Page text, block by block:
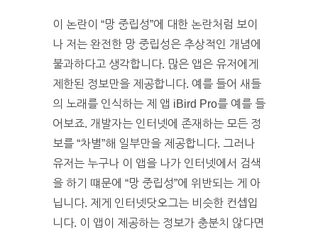
이 논란이 “망 중립성”에 대한 논란처럼 보이
나 저는 완전한 망 중립성은 추상적인 개념에
불과하다고 생각합니다. 많은 앱은 유저에게
제한된 정보만을 제공합니다. 예를 들어 새들
의 노래를 인식하는 제 앱 iBird Pro를 예를 들
어보죠. 개발자는 인터넷에 존재하는 모든 정
보를 “차별”해 일부만을 제공합니다. 그러나
유저는 누구나 이 앱을 나가 인터넷에서 검색
을 하기 떄문에 “망 중립성”에 위반되는 게 아
닙니다. 제게 인터넷닷오그는 비슷한 컨셉입
니다. 이 앱이 제공하는 정보가 충분치 않다면